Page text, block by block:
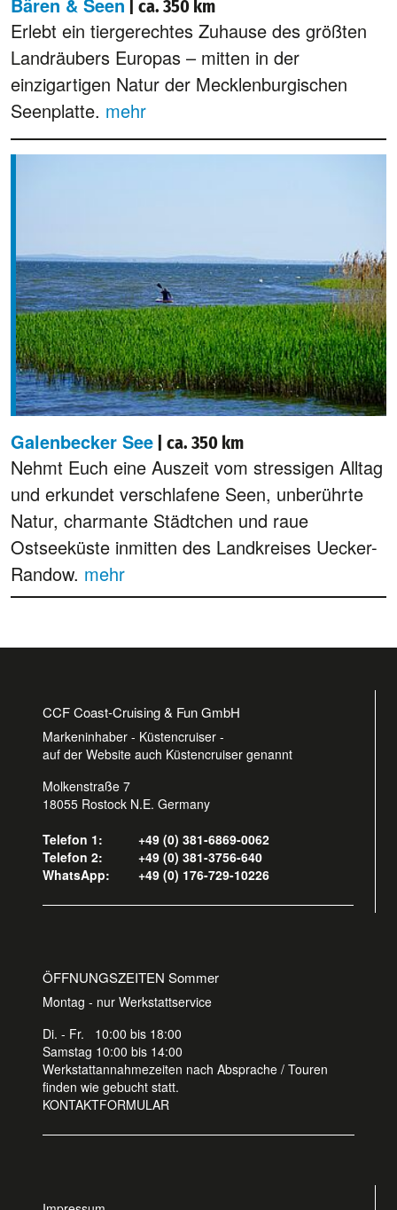
| ca. 350 km
Erlebt ein tiergerechtes Zuhause des größten
Landräubers Europas – mitten in der
einzigartigen Natur der Mecklenburgischen
Seenplatte. mehr
Galenbecker See | ca. 350 km
Nehmt Euch eine Auszeit vom stressigen Alltag
und erkundet verschlafene Seen, unberührte
Natur, charmante Städtchen und raue
Ostseeküste inmitten des Landkreises Uecker-
Randow. mehr
CCF Coast-Cruising & Fun GmbH
Markeninhaber - Küstencruiser -
auf der Website auch Küstencruiser genannt
Molkenstraße 7
18055 Rostock N.E. Germany
Telefon 1: +49 (0) 381-6869-0062
Telefon 2: +49 (0) 381-3756-640
WhatsApp: +49 (0) 176-729-10226
ÖFFNUNGSZEITEN Sommer
Montag - nur Werkstattservice
Di. - Fr. 10:00 bis 18:00
Samstag 10:00 bis 14:00
Werkstattannahmezeiten nach Absprache / Touren
finden wie gebucht statt.
KONTAKTFORMULAR